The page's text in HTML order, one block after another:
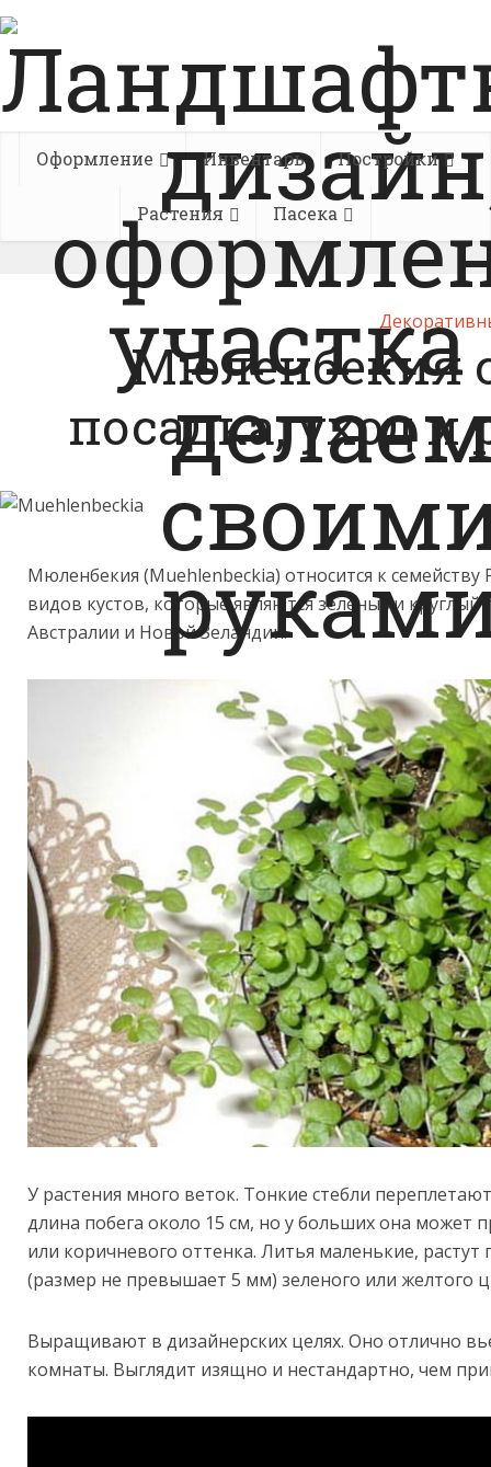
Оформление Инвентарь Постройки
Растения Пасека
Мюленбекия
посадка, уход
Мюленбекия (Muehlenbeckia) относится к
видов кустов, которые являются зелеными
Австралии и Новой Зеландии.
У растения много веток. Тонкие стебли
длина побега около 15 см, но у больших она может
или коричневого оттенка. Литья маленькие,
(размер не превышает 5 мм) зеленого или желтого
Выращивают в дизайнерских целях. Оно отлично
комнаты. Выглядит изящно и нестандартно, чем